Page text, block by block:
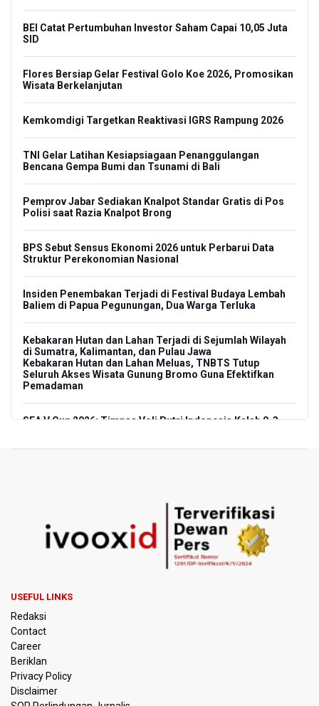
BEI Catat Pertumbuhan Investor Saham Capai 10,05 Juta
SID
Flores Bersiap Gelar Festival Golo Koe 2026, Promosikan
Wisata Berkelanjutan
Kemkomdigi Targetkan Reaktivasi IGRS Rampung 2026
TNI Gelar Latihan Kesiapsiagaan Penanggulangan
Bencana Gempa Bumi dan Tsunami di Bali
Pemprov Jabar Sediakan Knalpot Standar Gratis di Pos
Polisi saat Razia Knalpot Brong
BPS Sebut Sensus Ekonomi 2026 untuk Perbarui Data
Struktur Perekonomian Nasional
Insiden Penembakan Terjadi di Festival Budaya Lembah
Baliem di Papua Pegunungan, Dua Warga Terluka
Kebakaran Hutan dan Lahan Terjadi di Sejumlah Wilayah
di Sumatra, Kalimantan, dan Pulau Jawa
Kebakaran Hutan dan Lahan Meluas, TNBTS Tutup
Seluruh Akses Wisata Gunung Bromo Guna Efektifkan
Pemadaman
SEA V Cup 2026: Timnas Voli Putri Indonesia Kalah 0-3
Pakar: Pengungkapan TPPU Eks Jampidsus Febrie
Adriansyah Harus Buktikan Pidana Asal
Tim 9 Kejagung Periksa Febrie Adransayah sebagai
Tersangka dan Saksi Terkait Kasus TPPU
Nasional
Kemarau Panjang, BNPB Minta Kalbar Tinjau Perda Bakar
Lahan
Kemensos Targetkan 150 Ribu Siswa Masuk Program
USEFUL LINKS
Redaksi
Contact
Career
Beriklan
Privacy Policy
Disclaimer